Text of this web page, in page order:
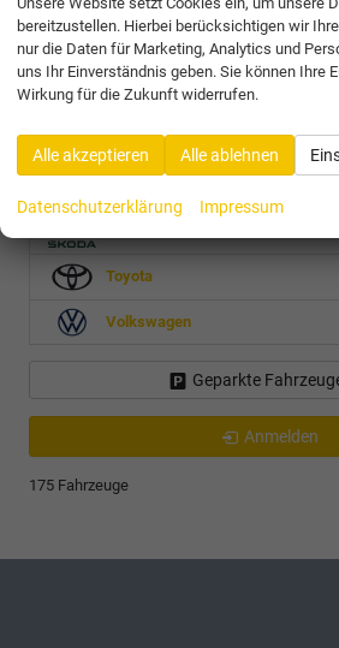
Cupra
Nissan
Opel
Peugeot
Toyota
Volkswagen
Geparkte
Anmelden
175 Fahrzeuge
bereitzustellen. Hierbei berücksichtigen wir
nur die Daten für Marketing, Analytics und
uns Ihr Einverständnis geben. Sie können Ihre
Wirkung für die Zukunft widerrufen.
Alle akzeptieren Alle ablehnen
Datenschutzerklärung Impressum